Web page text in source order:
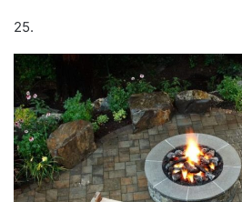
25.